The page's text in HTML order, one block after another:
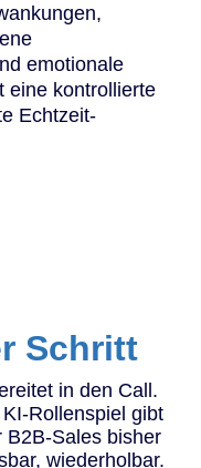
emotionale
eine kontrollierte
Echtzeit-
Schritt
in den Call.
Rollenspiel gibt
B2B-Sales bisher
wiederholbar.